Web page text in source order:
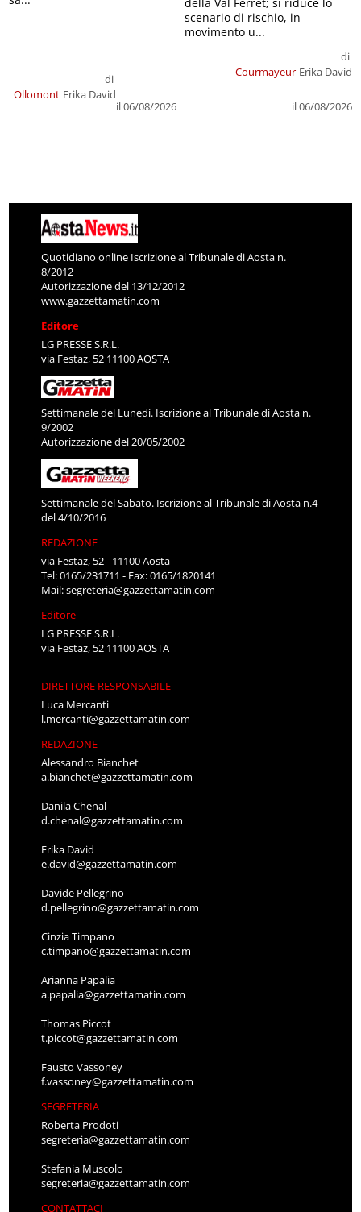
Ollomont
di
Erika David
il 06/08/2026
Courmayeur
di
Erika David
il 06/08/2026
scenario di rischio, in
movimento u...
Quotidiano online Iscrizione al Tribunale di Aosta n.
8/2012
Autorizzazione del 13/12/2012
www.gazzettamatin.com
Editore
LG PRESSE S.R.L.
via Festaz, 52 11100 AOSTA
Settimanale del Lunedì. Iscrizione al Tribunale di Aosta n.
9/2002
Autorizzazione del 20/05/2002
Settimanale del Sabato. Iscrizione al Tribunale di Aosta n.4
del 4/10/2016
REDAZIONE
via Festaz, 52 - 11100 Aosta
Tel: 0165/231711 - Fax: 0165/1820141
Mail:segreteria@gazzettamatin.com
Editore
LG PRESSE S.R.L.
via Festaz, 52 11100 AOSTA
DIRETTORE RESPONSABILE
Luca Mercanti
l.mercanti@gazzettamatin.com
REDAZIONE
Alessandro Bianchet
a.bianchet@gazzettamatin.com
Danila Chenal
d.chenal@gazzettamatin.com
Erika David
e.david@gazzettamatin.com
Davide Pellegrino
d.pellegrino@gazzettamatin.com
Cinzia Timpano
c.timpano@gazzettamatin.com
Arianna Papalia
a.papalia@gazzettamatin.com
Thomas Piccot
t.piccot@gazzettamatin.com
Fausto Vassoney
f.vassoney@gazzettamatin.com
SEGRETERIA
Roberta Prodoti
segreteria@gazzettamatin.com
Stefania Muscolo
segreteria@gazzettamatin.com
CONTATTACI